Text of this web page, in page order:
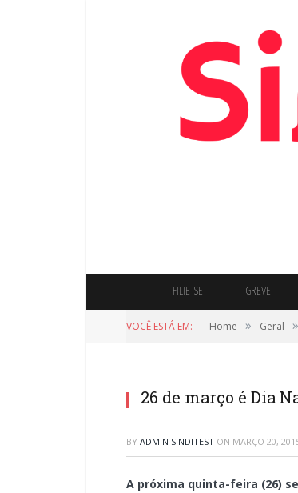
FILIE-SE GREVE
VOCÊ ESTÁ EM: Home » Geral »
26 de março é Dia
BY ADMIN SINDITEST ON MARÇO 20,
A próxima quinta-feira (26)